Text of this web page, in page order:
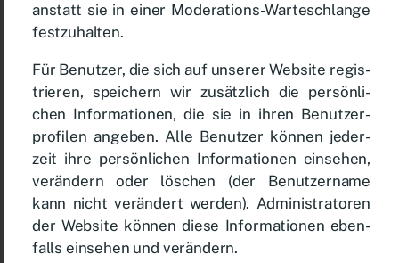
an­statt sie in ei­ner Mo­de­ra­ti­ons-War­te­schlan­ge
fest­zu­hal­ten.
Für Be­nut­zer, die sich auf un­se­rer Web­site re­gis­
trie­ren, spei­chern wir zu­sätz­lich die per­sön­li­
chen In­for­ma­tio­nen, die sie in ih­ren Be­nut­zer­
pro­fi­len an­ge­ben. Al­le Be­nut­zer kön­nen je­der­
zeit ih­re per­sön­li­chen In­for­ma­tio­nen ein­se­hen,
ver­än­dern oder lö­schen (der Be­nut­zer­na­me
kann nicht ver­än­dert wer­den). Ad­mi­nis­tra­to­ren
der Web­site kön­nen die­se In­for­ma­tio­nen eben­
falls ein­se­hen und ver­än­dern.